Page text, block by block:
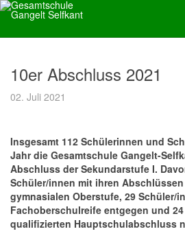
10er Abschluss 2021
02. Juli 2021
Insgesamt 112 Schülerinnen und
Jahr die Gesamtschule Gangelt-
Abschluss der Sekundarstufe I.
Schüler/innen mit ihren
gymnasialen Oberstufe, 29 Schüler/
Fachoberschulreife entgegen und
qualifizierten Hauptschulabschluss